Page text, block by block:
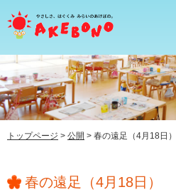
当園について
在園児のみなさまへ
入園前のみなさまへ
トップページ > 公開 > 春の遠足（4月18日）
春の遠足（4月18日）